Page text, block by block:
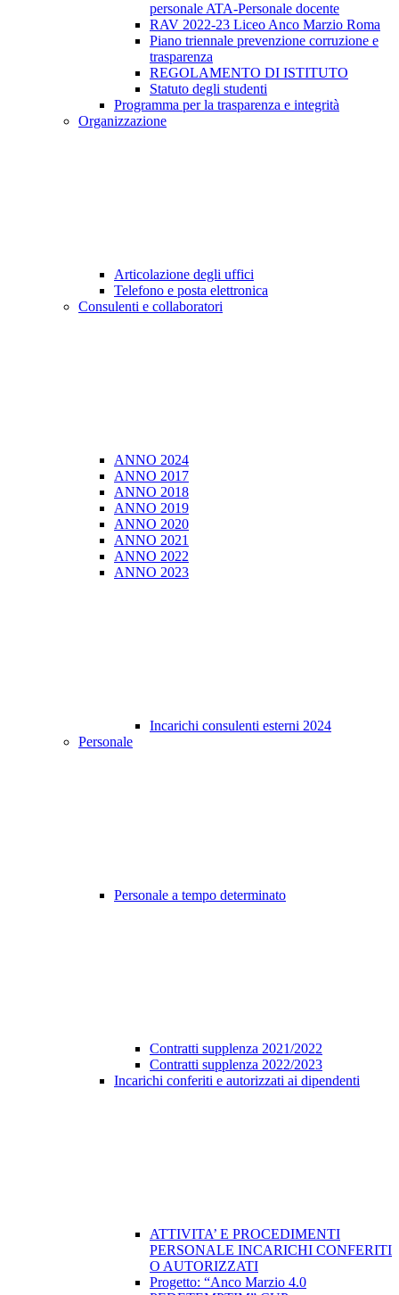
personale ATA-Personale docente
RAV 2022-23 Liceo Anco Marzio Roma
Piano triennale prevenzione corruzione e
trasparenza
REGOLAMENTO DI ISTITUTO
Statuto degli studenti
Programma per la trasparenza e integrità
Organizzazione
Articolazione degli uffici
Telefono e posta elettronica
Consulenti e collaboratori
ANNO 2024
ANNO 2017
ANNO 2018
ANNO 2019
ANNO 2020
ANNO 2021
ANNO 2022
ANNO 2023
Incarichi consulenti esterni 2024
Personale
Personale a tempo determinato
Contratti supplenza 2021/2022
Contratti supplenza 2022/2023
Incarichi conferiti e autorizzati ai dipendenti
ATTIVITA’ E PROCEDIMENTI
PERSONALE INCARICHI CONFERITI
O AUTORIZZATI
Progetto: “Anco Marzio 4.0